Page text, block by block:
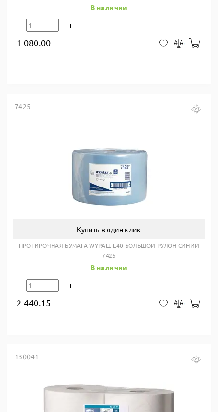
В наличии
1 080.00 В закладки
Сравнить
7425
Купить в один клик
ПРОТИРОЧНАЯ БУМАГА WYPALL L40 БОЛЬШОЙ РУЛОН СИНИЙ
7425
В наличии
2 440.15 В закладки
Сравнить
130041